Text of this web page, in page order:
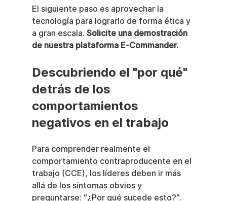
El siguiente paso es aprovechar la
tecnología para lograrlo de forma ética y
a gran escala. Solicite una demostración
de nuestra plataforma E-Commander.
Descubriendo el "por qué"
detrás de los
comportamientos
negativos en el trabajo
Para comprender realmente el
comportamiento contraproducente en el
trabajo (CCE), los líderes deben ir más
allá de los síntomas obvios y
preguntarse: "¿Por qué sucede esto?".